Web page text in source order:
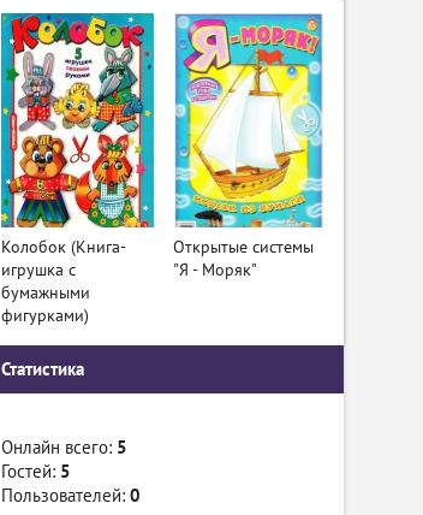
Колобок (Книга-
игрушка с
бумажными
фигурками)
Открытые системы
"Я - Моряк"
Статистика
Онлайн всего: 5
Гостей: 5
Пользователей: 0